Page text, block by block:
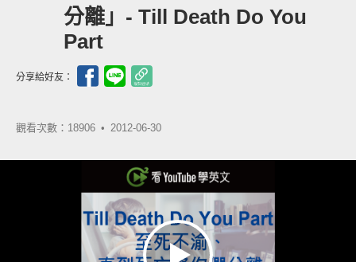
分離」- Till Death Do You
Part
分享給好友：
觀看次數：18906 • 2012-06-30